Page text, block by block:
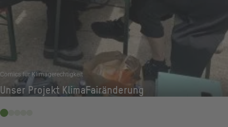
Comics für Klimagerechtigkeit
Unser Projekt KlimaFairänderung